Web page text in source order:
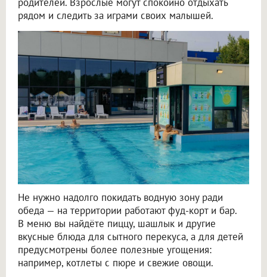
рядом и следить за играми своих малышей.
Не нужно надолго покидать водную зону ради
обеда — на территории работают фуд-корт и бар.
В меню вы найдёте пиццу, шашлык и другие
вкусные блюда для сытного перекуса, а для детей
предусмотрены более полезные угощения:
например, котлеты с пюре и свежие овощи.